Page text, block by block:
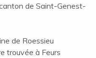
de Saint-Genest-
de Roessieu
trouvée à Feurs